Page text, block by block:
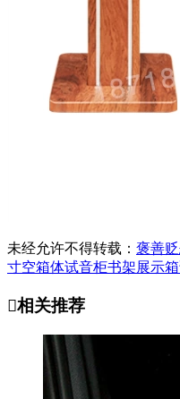
未经允许不得转载： 褒善
寸空箱体试音柜书架展示
相关推荐